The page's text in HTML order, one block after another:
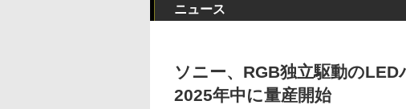
ニュース
ソニー、RGB独立駆動のLED
2025年中に量産開始